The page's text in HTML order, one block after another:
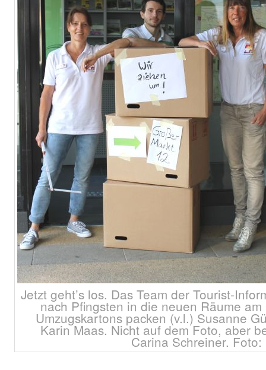
Jetzt geht’s los. Das Team der Tourist-
nach Pfingsten in die neuen Räume
Umzugskartons packen (v.l.) Susanne
Karin Maas. Nicht auf dem Foto, aber
Carina Schreiner. Foto: